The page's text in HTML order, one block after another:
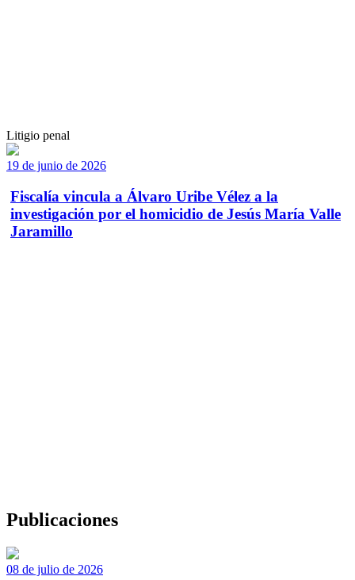
Litigio penal
19 de junio de 2026
Fiscalía vincula a Álvaro Uribe Vélez a la
investigación por el homicidio de Jesús María Valle
Jaramillo
Publicaciones
08 de julio de 2026